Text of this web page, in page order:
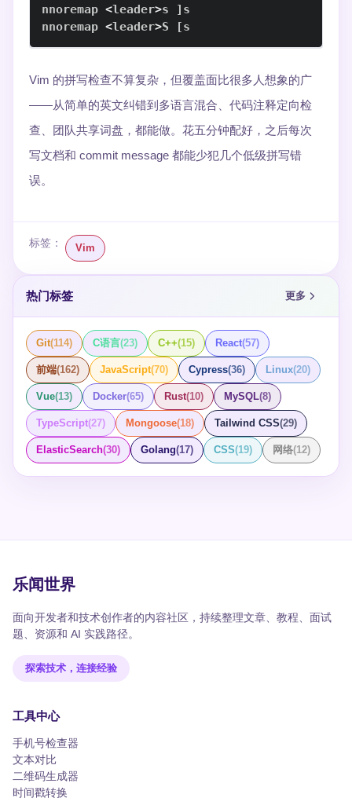
nnoremap <leader>s ]
nnoremap <leader>S [s
Vim 的拼写检查不算复杂，但覆盖面比很多人想象的广
——从简单的英文纠错到多语言混合、代码注释定向检
查、团队共享词盘，都能做。花五分钟配好，之后每次
写文档和 commit message 都能少犯几个低级拼写错
误。
标签： Vim
热门标签 更多
Git(114) C语言(23) C++(15) React(57)
前端(162) JavaScript(70) Cypress(36) Linux(20)
Vue(13) Docker(65) Rust(10) MySQL(8)
TypeScript(27) Mongoose(18) Tailwind CSS(29)
ElasticSearch(30) Golang(17) CSS(19) 网络(12)
乐闻世界
面向开发者和技术创作者的内容社区，持续整理文章、教程、面试
题、资源和 AI 实践路径。
探索技术，连接经验
工具中心
手机号检查器
文本对比
二维码生成器
时间戳转换